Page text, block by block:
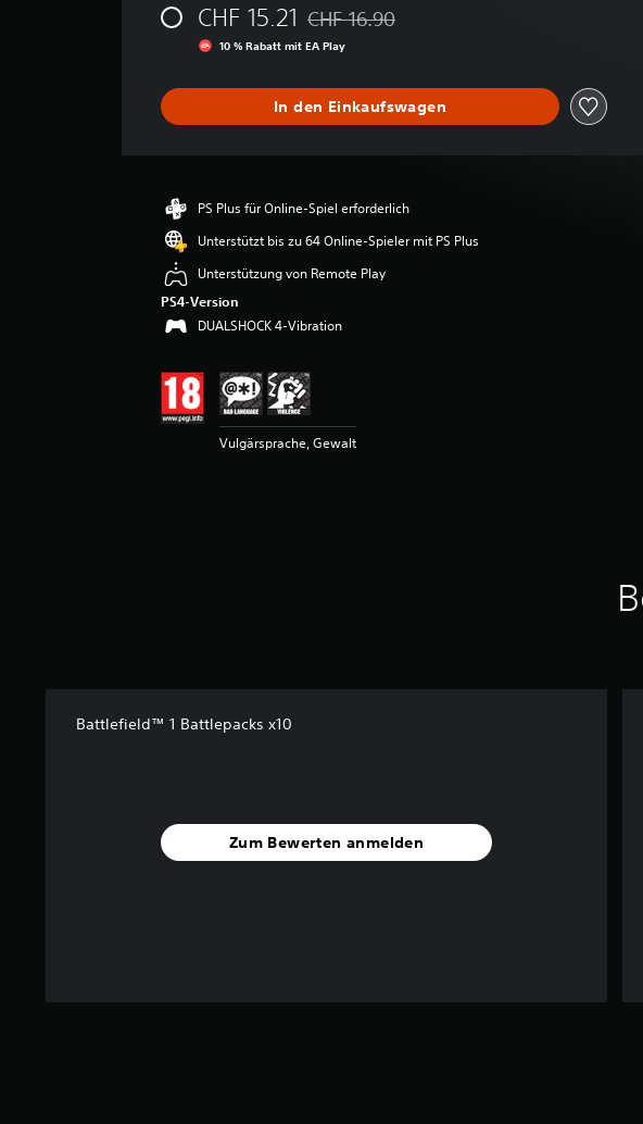
e
t
u
n
CHF 15.21
Preisnachlass gegenüber dem Originalpreis von
CHF 16.90
10 % Rabatt mit EA Play
In den Einkaufswagen
PS Plus für Online-Spiel erforderlich
Unterstützt bis zu 64 Online-Spieler mit PS Plus
Unterstützung von Remote Play
PS4-Version
DUALSHOCK 4-Vibration
Vulgärsprache, Gewalt
Battlefield™ 1 Battlepacks x10
Zum Bewerten anmelden